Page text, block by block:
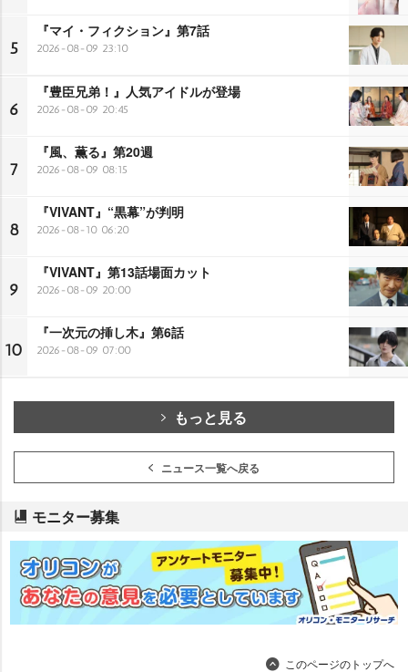
5
『マイ・フィクション』第7話
2026-08-09 23:10
6
『豊臣兄弟！』人気アイドルが登場
2026-08-09 20:45
7
『風、薫る』第20週
2026-08-09 08:15
8
『VIVANT』“黒幕”が判明
2026-08-10 06:20
9
『VIVANT』第13話場面カット
2026-08-09 20:00
10
『一次元の挿し木』第6話
2026-08-09 07:00
もっと見る
ニュース一覧へ戻る
モニター募集
このページのトップへ